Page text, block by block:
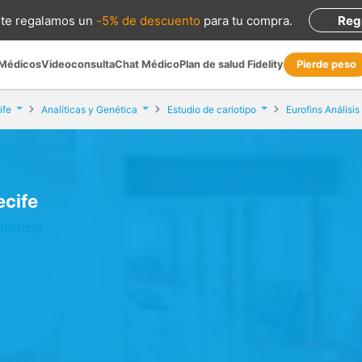
regalamos un -5% de descuento para tu compra.
VideoconsultaChat MédicoPlan de salud Fidelity Pierde peso
Analíticas y Genética Estudio de cariotipo Eurofins